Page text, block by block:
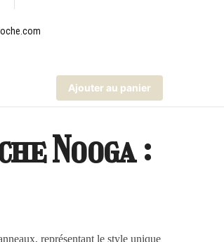
Ajouter au panier
Nooga :
représentant le style unique